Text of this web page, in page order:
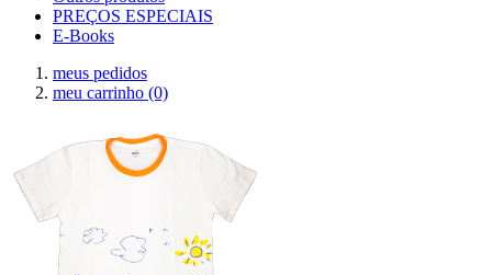
PREÇOS ESPECIAIS
E-Books
meus pedidos
meu carrinho (0)